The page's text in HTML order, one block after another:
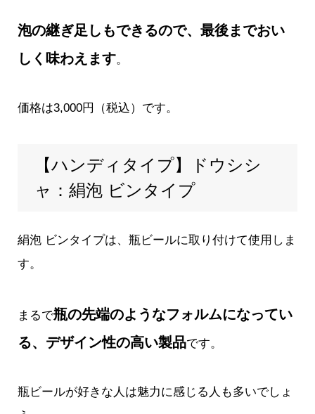
泡の継ぎ足しもできるので、最後までおい
しく味わえます。
価格は3,000円（税込）です。
【ハンディタイプ】ドウシシ
ャ：絹泡 ビンタイプ
絹泡 ビンタイプは、瓶ビールに取り付けて使用しま
す。
まるで瓶の先端のようなフォルムになってい
る、デザイン性の高い製品です。
瓶ビールが好きな人は魅力に感じる人も多いでしょ